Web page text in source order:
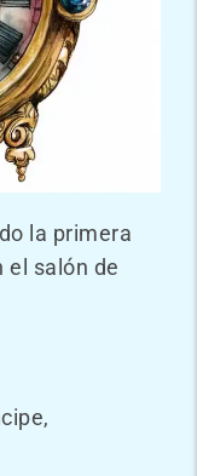
la primera
el salón de